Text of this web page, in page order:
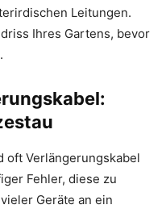
Leitungen.
Ihres Gartens, bevor
oft Verlängerungskabel
Fehler, diese zu
Geräte an ein